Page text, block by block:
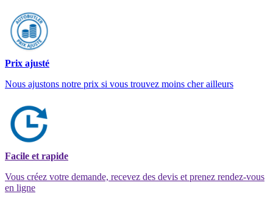
Prix ajusté
Nous ajustons notre prix si vous trouvez moins cher ailleurs
Facile et rapide
Vous créez votre demande, recevez des devis et prenez rendez-vous
en ligne